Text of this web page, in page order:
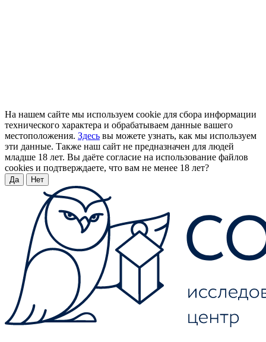
На нашем сайте мы используем cookie для сбора информации
технического характера и обрабатываем данные вашего
местоположения. Здесь вы можете узнать, как мы используем
эти данные. Также наш сайт не предназначен для людей
младше 18 лет. Вы даёте согласие на использование файлов
cookies и подтверждаете, что вам не менее 18 лет?
Да Нет